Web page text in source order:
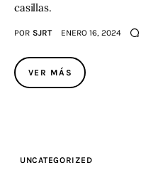
casillas.
POR SJRT ENERO 16, 2024
VER MÁS
UNCATEGORIZED